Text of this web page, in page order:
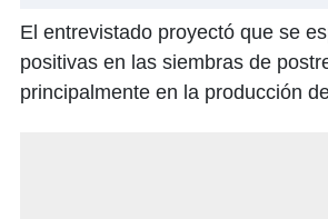
El entrevistado proyectó que se
positivas en las siembras de
principalmente en la producción